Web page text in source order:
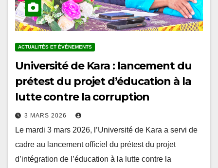
Université de Kara : lancement du
prétest du projet d’éducation à la
lutte contre la corruption
Le mardi 3 mars 2026, l’Université de Kara a servi de
cadre au lancement officiel du prétest du projet
d’intégration de l’éducation à la lutte contre la
corruption dans les…